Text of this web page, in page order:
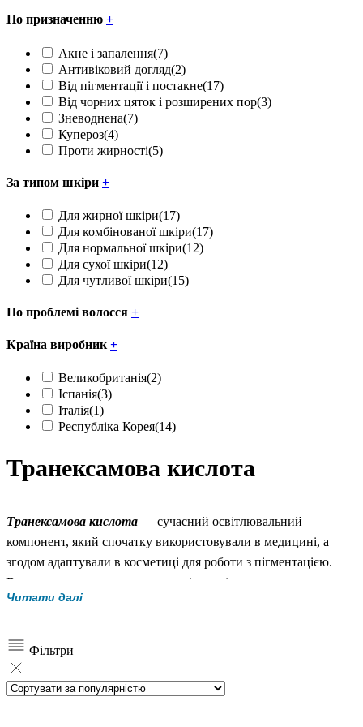
По призначенню +
Акне і запалення(7)
Антивіковий догляд(2)
Від пігментації і постакне(17)
Від чорних цяток і розширених пор(3)
Зневоднена(7)
Купероз(4)
Проти жирності(5)
За типом шкіри +
Для жирної шкіри(17)
Для комбінованої шкіри(17)
Для нормальної шкіри(12)
Для сухої шкіри(12)
Для чутливої шкіри(15)
По проблемі волосся +
Країна виробник +
Великобританія(2)
Іспанія(3)
Італія(1)
Республіка Корея(14)
Транексамова кислота
Транексамова кислота — сучасний освітлювальний
компонент, який спочатку використовували в медицині, а
згодом адаптували в косметиці для роботи з пігментацією.
Вона стала популярною у догляді за шкірою з мелазмою,
постакне та нерівним тоном, особливо коли потрібен м’який,
Транексамова кислота регулює процеси, які запускають
надмірне утворення пігменту в шкірі. Вона не відлущує і не
Читати далі
Фільтри